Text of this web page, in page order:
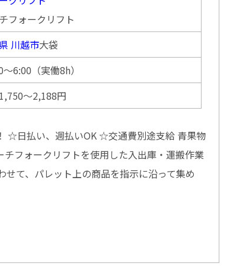
フォークリフト
川越市大袋
6:00（実働8h）
～2,188円
☆日払い、週払いOK ☆交通費別途支給 青果物
チフォークリフトを使用した入出庫・運搬作業
せて、パレット上の商品を指示に沿って集め